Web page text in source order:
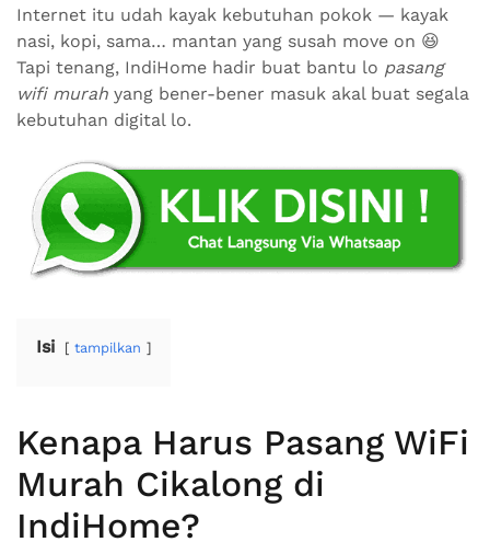
Internet itu udah kayak kebutuhan pokok — kayak
nasi, kopi, sama… mantan yang susah move on 😆
Tapi tenang, IndiHome hadir buat bantu lo pasang
wifi murah yang bener-bener masuk akal buat segala
kebutuhan digital lo.
Isi tampilkan
Kenapa Harus Pasang WiFi
Murah Cikalong di
IndiHome?